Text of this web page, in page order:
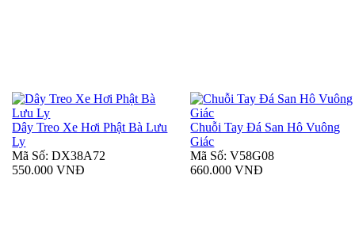
Dây Treo Xe Hơi Phật Bà Lưu
Ly
Mã Số: DX38A72
550.000 VNĐ
Chuỗi Tay Đá San Hô Vuông
Giác
Mã Số: V58G08
660.000 VNĐ